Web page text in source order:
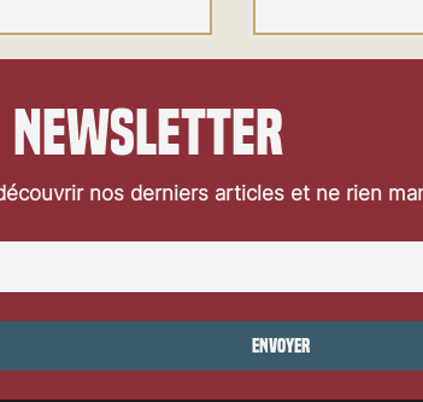
en 2027 teaser
déclinera en
newsletter
nos derniers articles et ne rien
Envoyer